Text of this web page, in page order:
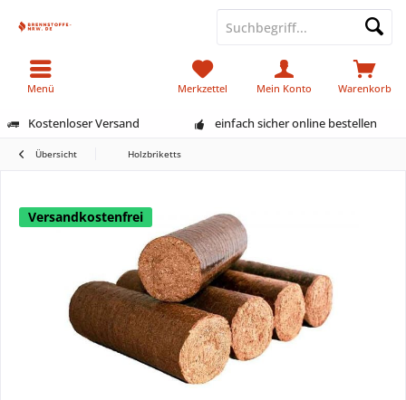
Kostenloser Versand einfach sicher online bestellen
Warenkorb
Merkzettel Mein Konto
Menü
Übersicht Holzbriketts
Versandkostenfrei